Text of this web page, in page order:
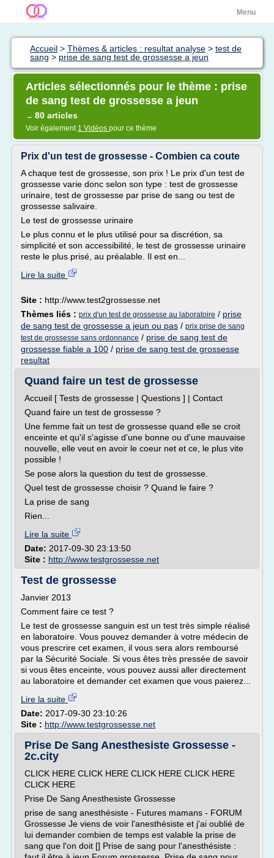
Menu
Accueil > Thèmes & articles : resultat analyse > test de
sang > prise de sang test de grossesse a jeun
Articles sélectionnés pour le thème : prise
de sang test de grossesse a jeun
→ 80 articles
Voir également 1 Vidéos pour ce thème
Prix d'un test de grossesse - Combien ca coute
A chaque test de grossesse, son prix ! Le prix d'un test de
grossesse varie donc selon son type : test de grossesse
urinaire, test de grossesse par prise de sang ou test de
grossesse salivaire.
Le test de grossesse urinaire
Le plus connu et le plus utilisé pour sa discrétion, sa
simplicité et son accessibilité, le test de grossesse urinaire
reste le plus prisé, au préalable. Il est en...
Lire la suite
Site : http://www.test2grossesse.net
Thèmes liés : prix d'un test de grossesse au laboratoire / prise
de sang test de grossesse a jeun ou pas / prix prise de sang
test de grossesse sans ordonnance / prise de sang test de
grossesse fiable a 100 / prise de sang test de grossesse
resultat
Quand faire un test de grossesse
Accueil [ Tests de grossesse | Questions ] | Contact
Quand faire un test de grossesse ?
Une femme fait un test de grossesse quand elle se croit
enceinte et qu'il s'agisse d'une bonne ou d'une mauvaise
nouvelle, elle veut en avoir le coeur net et ce, le plus vite
possible !
Se pose alors la question du test de grossesse.
Quel test de grossesse choisir ? Quand le faire ?
La prise de sang
Rien...
Lire la suite
Date: 2017-09-30 23:13:50
Site : http://www.testgrossesse.net
Test de grossesse
Janvier 2013
Comment faire ce test ?
Le test de grossesse sanguin est un test très simple réalisé
en laboratoire. Vous pouvez demander à votre médecin de
vous prescrire cet examen, il vous sera alors remboursé
par la Sécurité Sociale. Si vous êtes très pressée de savoir
si vous êtes enceinte, vous pouvez aussi aller directement
au laboratoire et demander cet examen que vous paierez...
Lire la suite
Date: 2017-09-30 23:10:26
Site : http://www.testgrossesse.net
Prise De Sang Anesthesiste Grossesse -
2c.city
CLICK HERE CLICK HERE CLICK HERE CLICK HERE
CLICK HERE
Prise De Sang Anesthesiste Grossesse
prise de sang anesthésiste - Futures mamans - FORUM
Grossesse Je viens de voir l'anesthésiste et j'ai oublié de
lui demander combien de temps est valable la prise de
sang que l'on doit [] Prise de sang pour l'anesthésiste :